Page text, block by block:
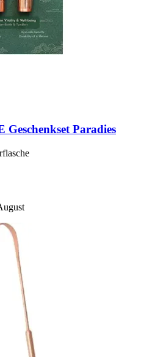
Geschenkset Paradies